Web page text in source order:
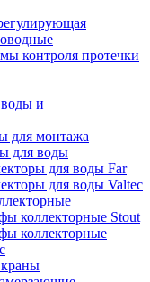
контроля протечки
и
для монтажа
для воды
для воды Far
для воды Valtec
коллекторные Stout
коллекторные